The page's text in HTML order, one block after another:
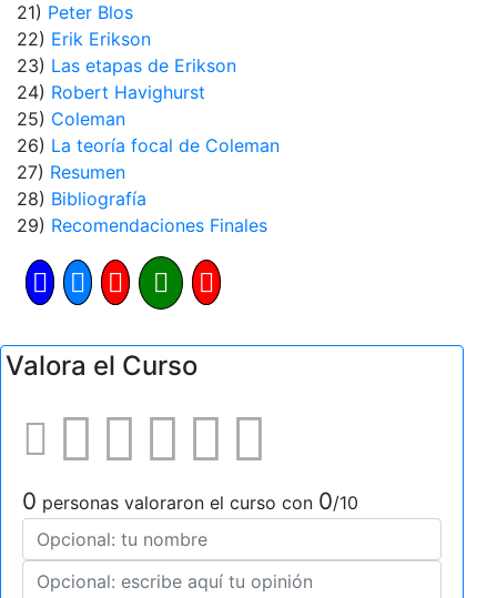
21) Peter Blos
22) Erik Erikson
23) Las etapas de Erikson
24) Robert Havighurst
25) Coleman
26) La teoría focal de Coleman
27) Resumen
28) Bibliografía
29) Recomendaciones Finales
Valora el Curso
0 personas valoraron el curso con 0/10